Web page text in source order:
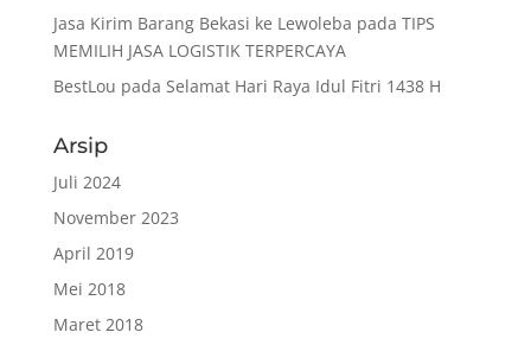
Jasa Kirim Barang Bekasi ke Lewoleba pada TIPS
MEMILIH JASA LOGISTIK TERPERCAYA
BestLou pada Selamat Hari Raya Idul Fitri 1438 H
Arsip
Juli 2024
November 2023
April 2019
Mei 2018
Maret 2018